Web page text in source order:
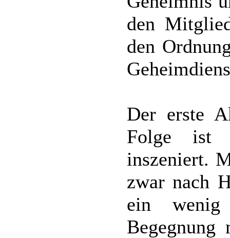
den
den
Der erste
Folge ist
inszeniert.
zwar nach
ein wenig